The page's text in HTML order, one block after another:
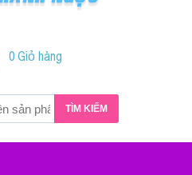
0 Giỏ hàng
TÌM KIẾM